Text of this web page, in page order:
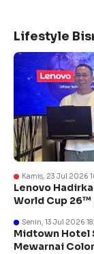
Lifestyle
Kamis, 23 Jul 2026
Lenovo
World Cup 26™
Senin, 13 Jul 2026
Midtown Hotel
Mewarnai